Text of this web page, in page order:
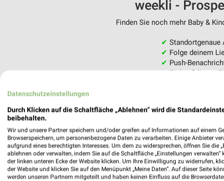
weekli -
Finden Sie noch mehr Baby &
✔ Standortgenaue
✔ Folge deinem
✔ Push-
✔Einkaufsliste -
Datenschutzeinstellungen
Durch Klicken auf die Schaltfläche „Ablehnen“ wird die
beibehalten.
Wir und unsere Partner speichern und/oder greifen auf Informationen auf einem
Browserspeichern, um personenbezogene Daten zu verarbeiten. Einige Anbieter
aufgrund eines berechtigten Interesses. Um dem zu widersprechen, öffnen Sie die
ablehnen oder verwalten, indem Sie auf die Schaltfläche „Einstellungen
der linken unteren Ecke der Website klicken. Um Ihre Einwilligung zu widerrufen,
der Website und klicken Sie auf den Menüpunkt „Meine Daten“. Auf dieser Seite
werden unseren Partnern mitgeteilt und haben keinen Einfluss auf die